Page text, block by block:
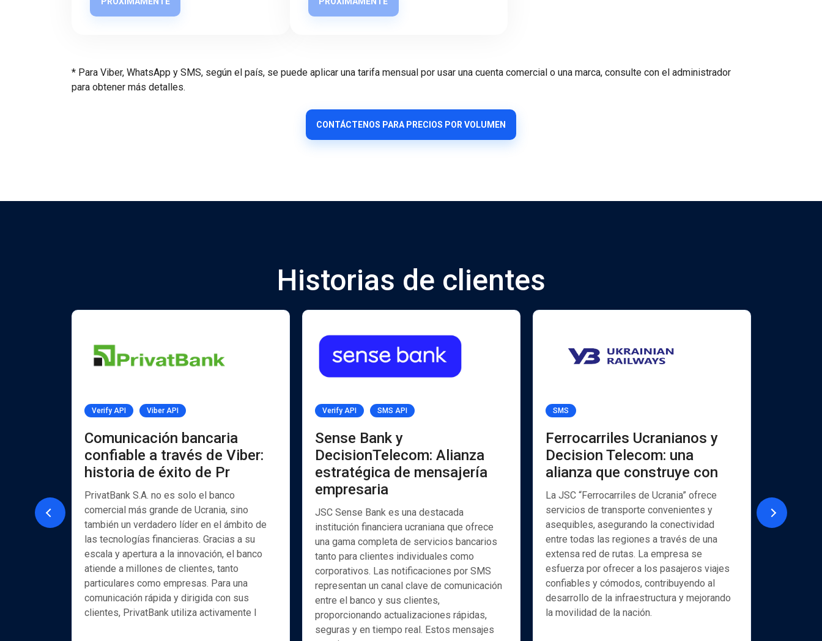
* Para Viber, WhatsApp y SMS, según el país, se puede aplicar una tarifa mensual por usar una cuenta comercial o una marca, consulte con el administrador
para obtener más detalles.
CONTÁCTENOS PARA PRECIOS POR VOLUMEN
Historias de clientes
de
Verify API Viber API
Comunicación bancaria
confiable a través de Viber:
historia de éxito de Pr
PrivatBank S.A. no es solo el banco
comercial más grande de Ucrania, sino
también un verdadero líder en el ámbito de
las tecnologías financieras. Gracias a su
escala y apertura a la innovación, el banco
atiende a millones de clientes, tanto
particulares como empresas. Para una
comunicación rápida y dirigida con sus
clientes, PrivatBank utiliza activamente l
Verify API SMS API
Sense Bank y
DecisionTelecom: Alianza
estratégica de mensajería
empresaria
JSC Sense Bank es una destacada
institución financiera ucraniana que ofrece
una gama completa de servicios bancarios
tanto para clientes individuales como
corporativos. Las notificaciones por SMS
representan un canal clave de comunicación
entre el banco y sus clientes,
proporcionando actualizaciones rápidas,
seguras y en tiempo real. Estos mensajes
SMS
Ferrocarriles Ucranianos y
Decision Telecom: una
alianza que construye con
La JSC “Ferrocarriles de Ucrania” ofrece
servicios de transporte convenientes y
asequibles, asegurando la conectividad
entre todas las regiones a través de una
extensa red de rutas. La empresa se
esfuerza por ofrecer a los pasajeros viajes
confiables y cómodos, contribuyendo al
desarrollo de la infraestructura y mejorando
la movilidad de la nación.
La